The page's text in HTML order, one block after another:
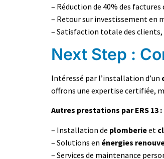
– Réduction de 40% des
– Retour sur investissement en
– Satisfaction totale des clients,
Next Step :
Intéressé par l’installation d’un
offrons une expertise certifiée,
Autres prestations par ERS 13 :
– Installation de plomberieet
– Solutions en énergies
– Services de maintenance